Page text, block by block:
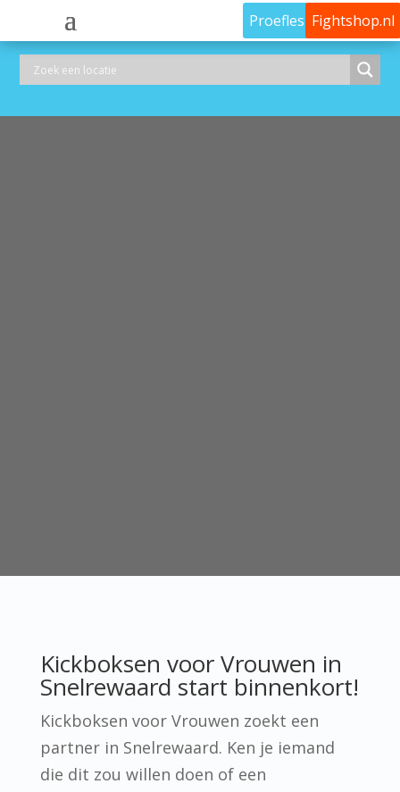
Proefles Fightshop.nl
Kickboksen voor Vrouwen in
Snelrewaard start binnenkort!
Kickboksen voor Vrouwen zoekt een
partner in Snelrewaard. Ken je iemand
die dit zou willen doen of een